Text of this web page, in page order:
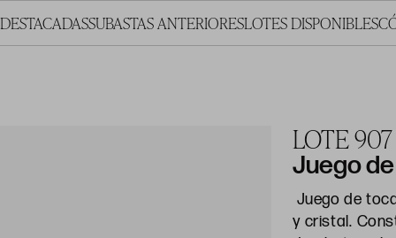
SUBASTAS ANTERIORESLOTES DISPONIBLES
LOTE 907
Juego
Juego de
y cristal.